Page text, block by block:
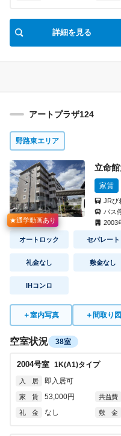
詳細を見る
アートプラザ124
野路東エリア
★通学動画あり
立命
家賃
JRび
バス
2003
オートロック セパレート
礼金なし 敷金なし
IHコンロ
＋室内写真 ＋ 間取り図
空室状況 38室
2004号室 1K(A1)タイプ
入 居 即入居可
家 賃 53,000円 共益費
礼 金 なし 敷 金